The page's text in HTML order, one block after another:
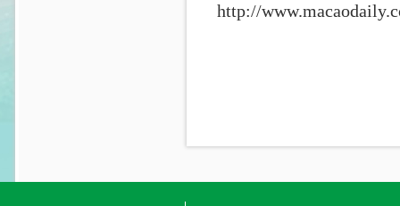
http://